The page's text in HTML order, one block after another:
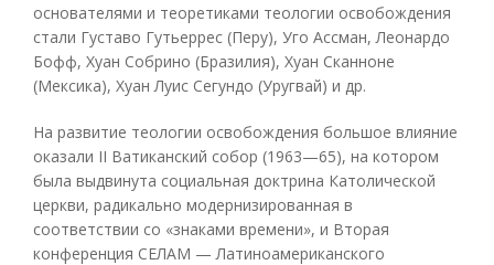
основателями и теоретиками теологии освобождения
стали Густаво Гутьеррес (Перу), Уго Ассман, Леонардо
Бофф, Хуан Собрино (Бразилия), Хуан Сканноне
(Мексика), Хуан Луис Сегундо (Уругвай) и др.
На развитие теологии освобождения большое влияние
оказали II Ватиканский собор (1963—65), на котором
была выдвинута социальная доктрина Католической
церкви, радикально модернизированная в
соответствии со «знаками времени», и Вторая
конференция СЕЛАМ — Латиноамериканского